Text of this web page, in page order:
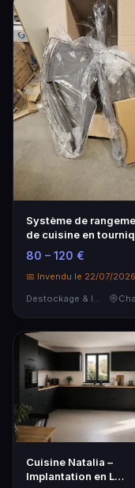
Système de
de cuisine en
OSKAB.
80 – 120 €
📅 Invendu le 22/07/2026
Destockage & Invendus
Cuisine Natalia –
Implantation en L